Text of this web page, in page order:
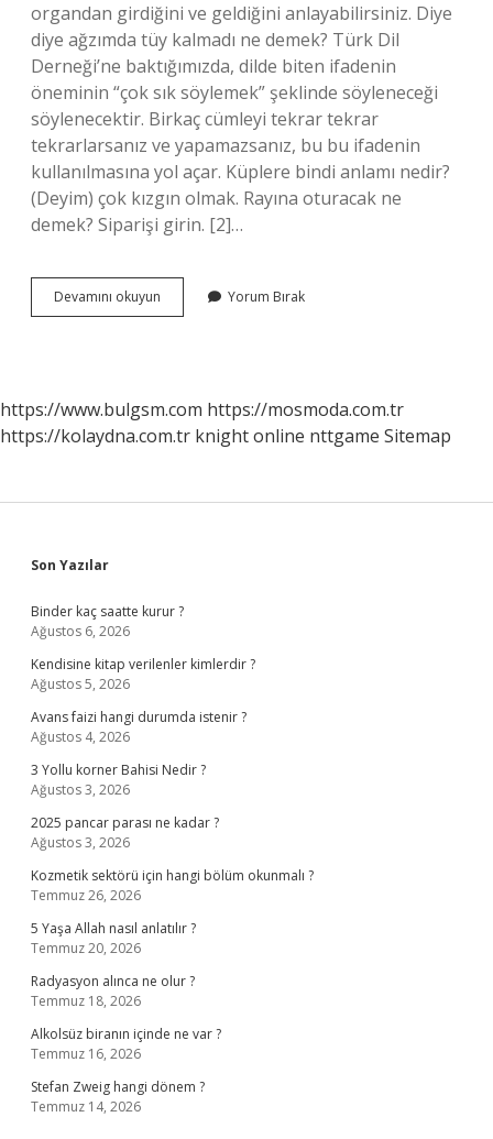
organdan girdiğini ve geldiğini anlayabilirsiniz. Diye
diye ağzımda tüy kalmadı ne demek? Türk Dil
Derneği’ne baktığımızda, dilde biten ifadenin
öneminin “çok sık söylemek” şeklinde söyleneceği
söylenecektir. Birkaç cümleyi tekrar tekrar
tekrarlarsanız ve yapamazsanız, bu bu ifadenin
kullanılmasına yol açar. Küplere bindi anlamı nedir?
(Deyim) çok kızgın olmak. Rayına oturacak ne
demek? Siparişi girin. [2]…
Devamını okuyun
Tüy
Yorum Bırak
https://www.bulgsm.com https://mosmoda.com.tr
https://kolaydna.com.tr knight online nttgame Sitemap
Sidebar
Son Yazılar
Binder kaç saatte kurur ?
Ağustos 6, 2026
Kendisine kitap verilenler kimlerdir ?
Ağustos 5, 2026
Avans faizi hangi durumda istenir ?
Ağustos 4, 2026
3 Yollu korner Bahisi Nedir ?
Ağustos 3, 2026
2025 pancar parası ne kadar ?
Ağustos 3, 2026
Kozmetik sektörü için hangi bölüm okunmalı ?
Temmuz 26, 2026
5 Yaşa Allah nasıl anlatılır ?
Temmuz 20, 2026
Radyasyon alınca ne olur ?
Temmuz 18, 2026
Alkolsüz biranın içinde ne var ?
Temmuz 16, 2026
Stefan Zweig hangi dönem ?
Temmuz 14, 2026